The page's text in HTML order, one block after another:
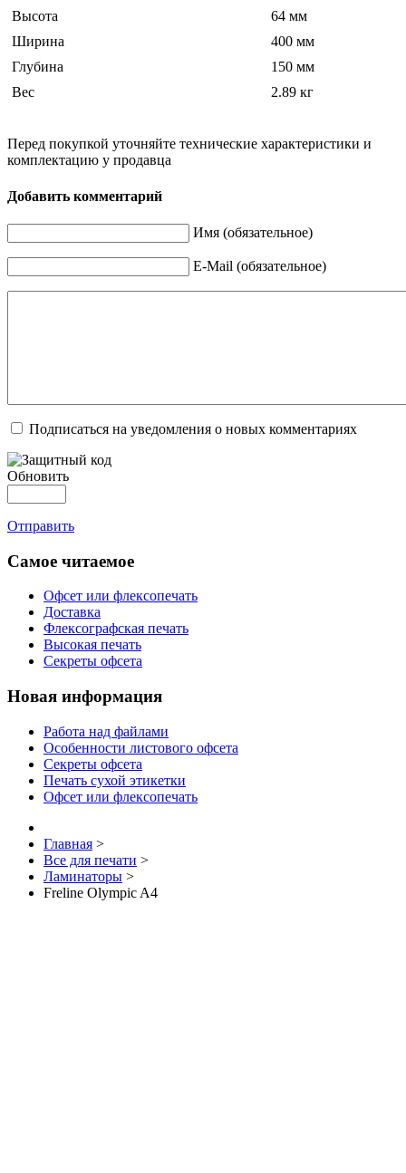
Высота
64 мм
Ширина
400 мм
Глубина
150 мм
Вес
2.89 кг
Перед покупкой уточняйте технические характеристики и
комплектацию у продавца
Добавить комментарий
Имя (обязательное)
E-Mail (обязательное)
Подписаться на уведомления о новых комментариях
Обновить
Отправить
Самое читаемое
Офсет или флексопечать
Доставка
Флексографская печать
Высокая печать
Секреты офсета
Новая информация
Работа над файлами
Особенности листового офсета
Секреты офсета
Печать сухой этикетки
Офсет или флексопечать
Главная >
Все для печати >
Ламинаторы >
Freline Olympic A4